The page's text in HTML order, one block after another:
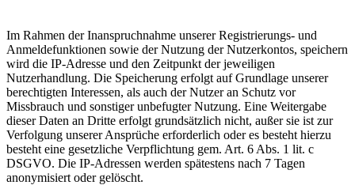
Im Rahmen der Inanspruchnahme unserer Registrierungs- und
Anmeldefunktionen sowie der Nutzung der Nutzerkontos, speichern
wird die IP-Adresse und den Zeitpunkt der jeweiligen
Nutzerhandlung. Die Speicherung erfolgt auf Grundlage unserer
berechtigten Interessen, als auch der Nutzer an Schutz vor
Missbrauch und sonstiger unbefugter Nutzung. Eine Weitergabe
dieser Daten an Dritte erfolgt grundsätzlich nicht, außer sie ist zur
Verfolgung unserer Ansprüche erforderlich oder es besteht hierzu
besteht eine gesetzliche Verpflichtung gem. Art. 6 Abs. 1 lit. c
DSGVO. Die IP-Adressen werden spätestens nach 7 Tagen
anonymisiert oder gelöscht.